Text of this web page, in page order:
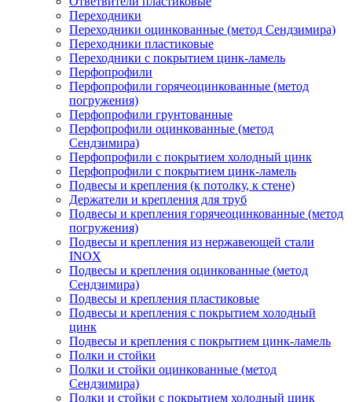
Переходники
Переходники оцинкованные (метод Сендзимира)
Переходники пластиковые
Переходники с покрытием цинк-ламель
Перфопрофили
Перфопрофили горячеоцинкованные (метод
погружения)
Перфопрофили грунтованные
Перфопрофили оцинкованные (метод
Сендзимира)
Перфопрофили с покрытием холодный цинк
Перфопрофили с покрытием цинк-ламель
Подвесы и крепления (к потолку, к стене)
Держатели и крепления для труб
Подвесы и крепления горячеоцинкованные (метод
погружения)
Подвесы и крепления из нержавеющей стали
INOX
Подвесы и крепления оцинкованные (метод
Сендзимира)
Подвесы и крепления пластиковые
Подвесы и крепления с покрытием холодный
цинк
Подвесы и крепления с покрытием цинк-ламель
Полки и стойки
Полки и стойки оцинкованные (метод
Сендзимира)
Полки и стойки с покрытием холодный цинк